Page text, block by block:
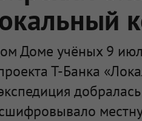
Доме учёных 9
Т-Банка